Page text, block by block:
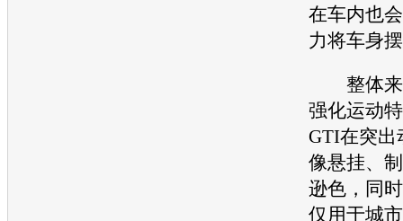
在车内也
力将车身
整体来
强化运动
GTI在突出
像悬挂、
逊色，同
仅用于城